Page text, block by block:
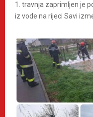
1. travnja zaprimljen je
iz vode na rijeci Savi